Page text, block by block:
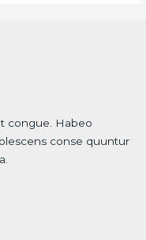
congue. Habeo
conse quuntur